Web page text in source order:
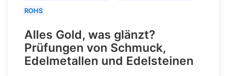
ROHS
Alles Gold, was glänzt?
Prüfungen von Schmuck,
Edelmetallen und Edelsteinen